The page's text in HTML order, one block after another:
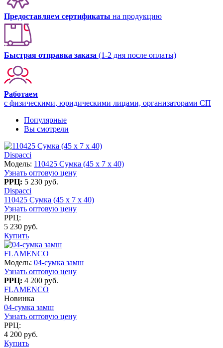
Предоставляем сертификаты на продукцию
Быстрая отправка заказа (1-2 дня после оплаты)
Работаем
с физическими, юридическими лицами, организаторами СП
Популярные
Вы смотрели
Dispacci
Модель: 110425 Сумка (45 х 7 х 40)
Узнать оптовую цену
РРЦ: 5 230 руб.
Dispacci
110425 Сумка (45 х 7 х 40)
Узнать оптовую цену
РРЦ:
5 230 руб.
Купить
FLAMENCO
Модель: 04-сумка замш
Узнать оптовую цену
РРЦ: 4 200 руб.
FLAMENCO
Новинка
04-сумка замш
Узнать оптовую цену
РРЦ:
4 200 руб.
Купить